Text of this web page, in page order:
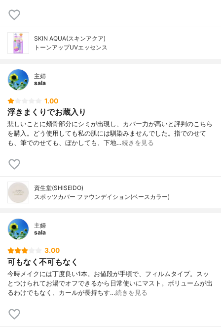
SKIN AQUA(スキンアクア)
トーンアップUVエッセンス
主婦
sala
1.00
浮きまくりでお蔵入り
悲しいことに頰骨部分にシミが出現し、カバー力が高いと評判のこちら
を購入。どう使用しても私の肌には馴染みませんでした。指でのせて
も、筆でのせても、ぼかしても、下地…続きを見る
資生堂(SHISEIDO)
スポッツカバー ファウンデイション(ベースカラー)
主婦
sala
3.00
可もなく不可もなく
今時メイクには丁度良い1本。お値段が手頃で、フィルムタイプ。スッ
とつけられてお湯でオフできるから日常使いにマスト。ボリュームが出
るわけでもなく、カールが長持ちす…続きを見る